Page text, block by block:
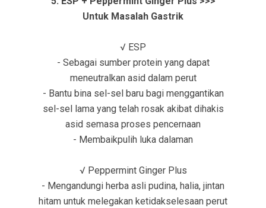
Untuk Masalah Gastrik
√ ESP
- Sebagai sumber protein yang dapat
meneutralkan asid dalam perut
- Bantu bina sel-sel baru bagi menggantikan
sel-sel lama yang telah rosak akibat dihakis
asid semasa proses pencernaan
- Membaikpulih luka dalaman
√ Peppermint Ginger Plus
- Mengandungi herba asli pudina, halia, jintan
hitam untuk melegakan ketidakselesaan perut